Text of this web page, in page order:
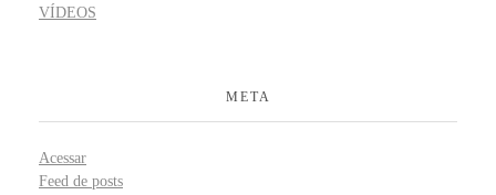
VÍDEOS
META
Acessar
Feed de posts